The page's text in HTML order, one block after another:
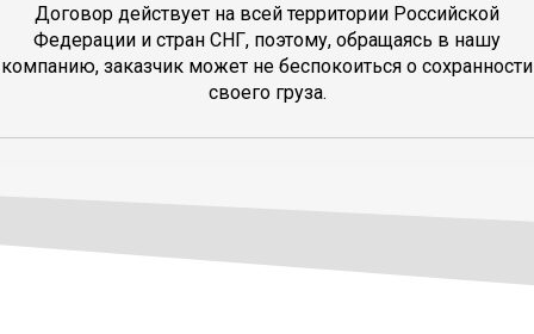
Договор действует на всей территории Российской
Федерации и стран СНГ, поэтому, обращаясь в нашу
компанию, заказчик может не беспокоиться о сохранности
своего груза.